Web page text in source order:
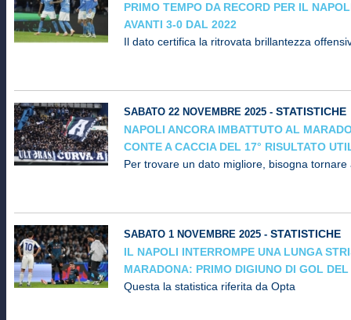
PRIMO TEMPO DA RECORD PER IL
AVANTI 3-0 DAL 2022
Il dato certifica la ritrovata brillantezza
SABATO 22 NOVEMBRE 2025 - STATISTICHE
NAPOLI ANCORA IMBATTUTO AL
CONTE A CACCIA DEL 17° RISULTATO
Per trovare un dato migliore, bisogna tornare
SABATO 1 NOVEMBRE 2025 - STATISTICHE
IL NAPOLI INTERROMPE UNA LUNGA
MARADONA: PRIMO DIGIUNO DI GOL
Questa la statistica riferita da Opta